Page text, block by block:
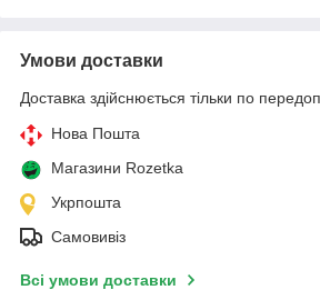
Умови доставки
Доставка здійснюється тільки по
Нова Пошта
Магазини Rozetka
Укрпошта
Самовивіз
Всі умови доставки